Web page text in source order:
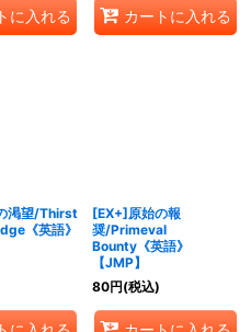
に入れる カートに入れる
渇望/Thirst
《英語》
[EX+]原始の報
奨/Primeval
Bounty《英語》
【JMP】
80円(税込)